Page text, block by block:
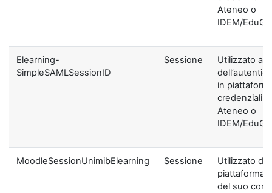
Ateneo o
IDEM/
Elearning-
SimpleSAMLSessionID
Sessione
Utilizzato ai
in
credenziali di
Ateneo o
IDEM/
MoodleSessionUnimibElearning Sessione
Utilizzato
piattaforma
del suo